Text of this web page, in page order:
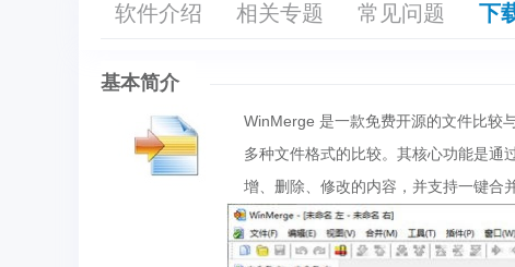
软件介绍 相关专题 常见问题 下
基本简介
WinMerge 是一款免费开源的文件比较
多种文件格式的比较。其核心功能是通
增、删除、修改的内容，并支持一键合